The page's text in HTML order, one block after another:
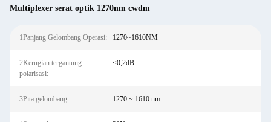
Multiplexer serat optik 1270nm cwdm
1Panjang Gelombang Operasi: 1270~1610NM
2Kerugian tergantung
polarisasi:
<0,2dB
3Pita gelombang: 1270 ~ 1610 nm